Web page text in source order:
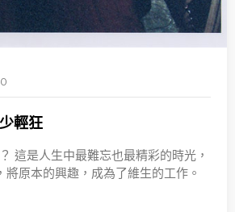
輕狂
這是人生中最難忘也最精彩的時光，
將原本的興趣，成為了維生的工作。